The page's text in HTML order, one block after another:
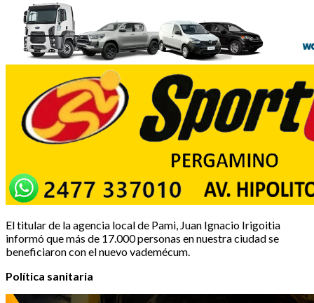
El titular de la agencia local de Pami, Juan Ignacio Irigoitia
informó que más de 17.000 personas en nuestra ciudad se
beneficiaron con el nuevo vademécum.
Política sanitaria